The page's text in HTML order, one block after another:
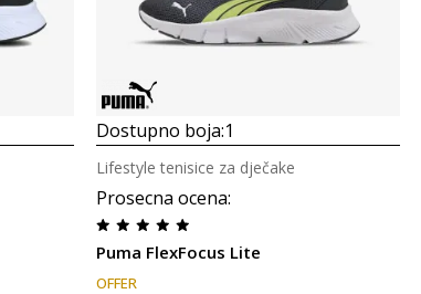
Dostupno boja:1
Prosecna ocena:
Puma FlexFocus Lite
Lifestyle tenisice za dječake
OFFER